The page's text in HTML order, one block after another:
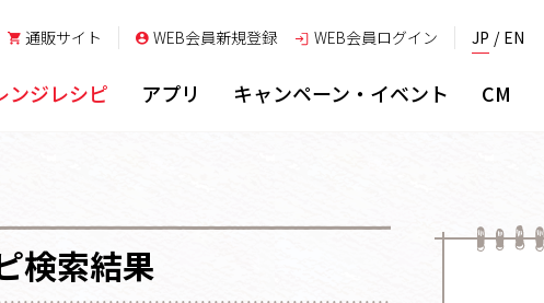
通販サイト WEB会員新規登録 WEB会員ログイン JP EN
ンジレシピ アプリ キャンペーン・イベント CM
検索結果